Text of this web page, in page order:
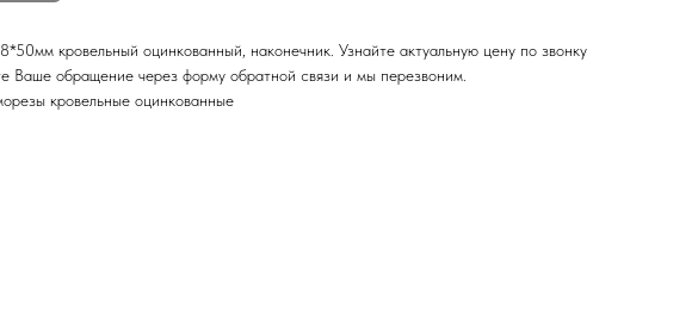
кровельный оцинкованный, наконечник. Узнайте актуальную цену по звонку
Ваше обращение через форму обратной связи и мы перезвоним.
кровельные оцинкованные